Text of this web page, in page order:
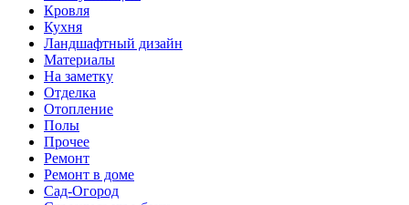
Кровля
Кухня
Ландшафтный дизайн
Материалы
На заметку
Отделка
Отопление
Полы
Прочее
Ремонт
Ремонт в доме
Сад-Огород